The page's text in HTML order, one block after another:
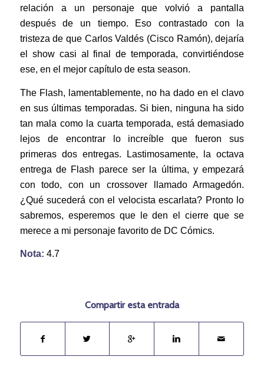
relación a un personaje que volvió a pantalla
después de un tiempo. Eso contrastado con la
tristeza de que Carlos Valdés (Cisco Ramón), dejaría
el show casi al final de temporada, convirtiéndose
ese, en el mejor capítulo de esta season.
The Flash, lamentablemente, no ha dado en el clavo
en sus últimas temporadas. Si bien, ninguna ha sido
tan mala como la cuarta temporada, está demasiado
lejos de encontrar lo increíble que fueron sus
primeras dos entregas. Lastimosamente, la octava
entrega de Flash parece ser la última, y empezará
con todo, con un crossover llamado Armagedón.
¿Qué sucederá con el velocista escarlata? Pronto lo
sabremos, esperemos que le den el cierre que se
merece a mi personaje favorito de DC Cómics.
Nota: 4.7
Compartir esta entrada